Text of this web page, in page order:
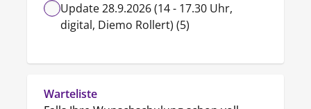
Update 28.9.2026 (14 - 17.30 Uhr,
digital, Diemo Rollert) (5)
Warteliste